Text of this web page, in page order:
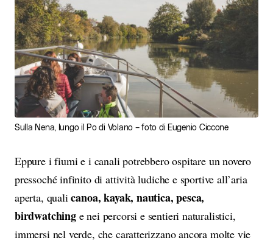
Sulla Nena, lungo il Po di Volano – foto di Eugenio Ciccone
Eppure i fiumi e i canali potrebbero ospitare un novero
pressoché infinito di attività ludiche e sportive all’aria
aperta, qualicanoa, kayak, nautica, pesca,
birdwatchinge nei percorsi e sentieri naturalistici,
immersi nel verde, che caratterizzano ancora molte vie